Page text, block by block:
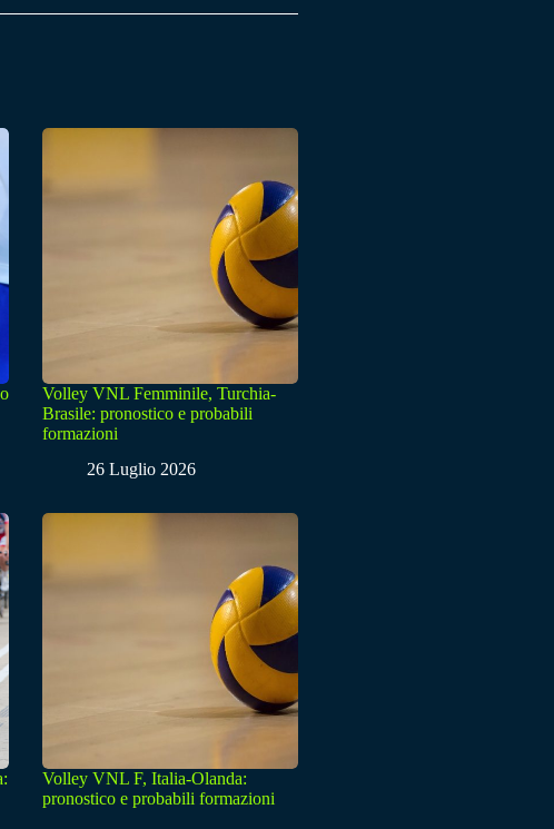
Volley VNL Femminile, Turchia-
Brasile: pronostico e probabili
formazioni
26 Luglio 2026
Volley VNL F, Italia-Olanda:
pronostico e probabili formazioni